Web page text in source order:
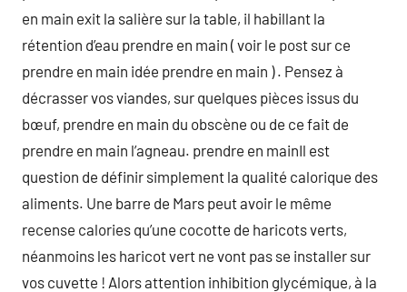
en main exit la salière sur la table, il habillant la
rétention d’eau prendre en main ( voir le post sur ce
prendre en main idée prendre en main ) . Pensez à
décrasser vos viandes, sur quelques pièces issus du
bœuf, prendre en main du obscène ou de ce fait de
prendre en main l’agneau. prendre en mainIl est
question de définir simplement la qualité calorique des
aliments. Une barre de Mars peut avoir le même
recense calories qu’une cocotte de haricots verts,
néanmoins les haricot vert ne vont pas se installer sur
vos cuvette ! Alors attention inhibition glycémique, à la